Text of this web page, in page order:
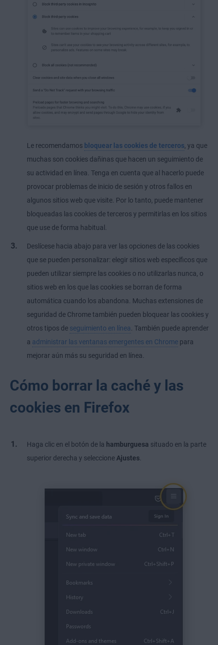
Le recomendamos bloquear las cookies de terceros , ya que
muchas son cookies dañinas que hacen un seguimiento de
su actividad en línea. Tenga en cuenta que al hacerlo puede
provocar problemas de inicio de sesión y otros fallos en
algunos sitios web que visite. Por lo tanto, puede mantener
bloqueadas las cookies de terceros y permitirlas en los sitios
que use de forma habitual.
Deslícese hacia abajo para ver las opciones de las cookies
que se pueden personalizar: elegir sitios web específicos que
pueden utilizar siempre las cookies o no utilizarlas nunca, o
sitios web en los que las cookies se borran de forma
automática cuando los abandona. Muchas extensiones de
seguridad de Chrome también pueden bloquear las cookies y
otros tipos de seguimiento en línea . También puede aprender
a administrar las ventanas emergentes en Chrome para
mejorar aún más su seguridad en línea.
Cómo borrar la caché y las
cookies en Firefox
Haga clic en el botón de la hamburguesa situado en la parte
superior derecha y seleccione Ajustes